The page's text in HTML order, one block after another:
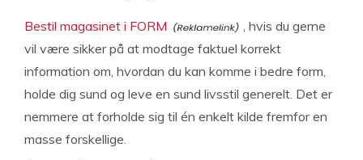
Bestil magasinet i FORM
, hvis du gerne
vil være sikker på at modtage faktuel korrekt
information om, hvordan du kan komme i bedre form,
holde dig sund og leve en sund livsstil generelt. Det er
nemmere at forholde sig til én enkelt kilde fremfor en
masse forskellige.